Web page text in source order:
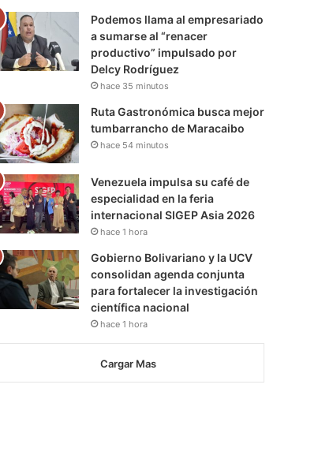
Podemos llama al empresariado
a sumarse al “renacer
productivo” impulsado por
Delcy Rodríguez
hace 35 minutos
Ruta Gastronómica busca mejor
tumbarrancho de Maracaibo
hace 54 minutos
Venezuela impulsa su café de
especialidad en la feria
internacional SIGEP Asia 2026
hace 1 hora
Gobierno Bolivariano y la UCV
consolidan agenda conjunta
para fortalecer la investigación
científica nacional
hace 1 hora
Cargar Mas